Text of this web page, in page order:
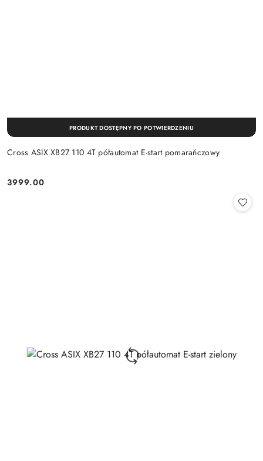
Cross ASIX XB27 110 4T półautomat E-start pomarańczowy
Cena:
3999.00
PRODUKT DOSTĘPNY PO POTWIERDZENIU